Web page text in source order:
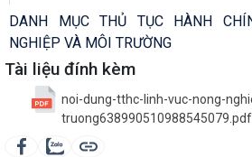
DANH MỤC THỦ TỤC HÀNH
NGHIỆP VÀ MÔI TRƯỜNG
Tài liệu đính kèm
noi-dung-tthc-linh-vuc-nong-
truong638990510988545079.pdf